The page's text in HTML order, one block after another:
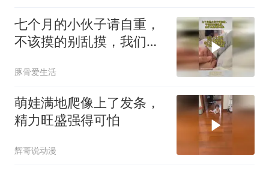
七个月的小伙子请自重，
不该摸的别乱摸，我们只
豚骨爱生活
萌娃满地爬像上了发条，
精力旺盛强得可怕
辉哥说动漫